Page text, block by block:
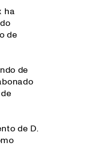
ha
de
de
de D.